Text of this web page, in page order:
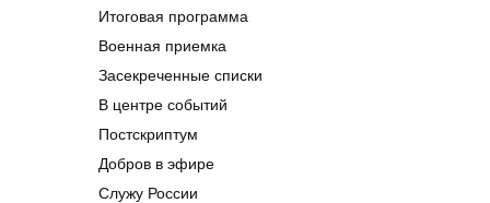
Итоговая программа
Военная приемка
Засекреченные списки
В центре событий
Постскриптум
Добров в эфире
Служу России